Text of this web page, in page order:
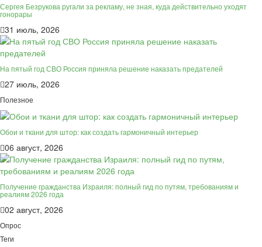
Сергея Безрукова ругали за рекламу, не зная, куда действительно уходят
гонорары
31 июль, 2026
На пятый год СВО Россия приняла решение наказать предателей
27 июль, 2026
Полезное
Обои и ткани для штор: как создать гармоничный интерьер
06 август, 2026
Получение гражданства Израиля: полный гид по путям, требованиям и
реалиям 2026 года
02 август, 2026
Опрос
Теги